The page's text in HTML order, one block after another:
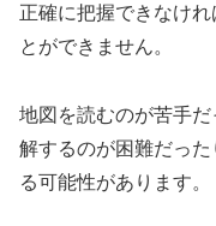
正確に把握できなけ
とができません。
地図を読むのが苦手
解するのが困難だっ
る可能性があります。